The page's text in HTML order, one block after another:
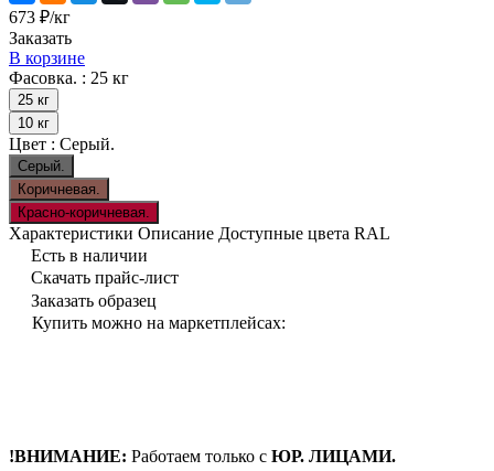
673 ₽/кг
Заказать
В корзине
Фасовка. : 25 кг
25 кг
10 кг
Цвет : Серый.
Серый.
Коричневая.
Красно-коричневая.
Характеристики Описание Доступные цвета RAL
Есть в наличии
Скачать прайс-лист
Заказать образец
Купить можно на маркетплейсах:
!ВНИМАНИЕ: Работаем только с ЮР. ЛИЦАМИ.